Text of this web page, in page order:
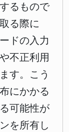
るもので
る際に
ドの入力
不正利用
す。こう
にかかる
可能性が
を所有し